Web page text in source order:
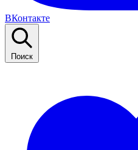
ВКонтакте
Поиск